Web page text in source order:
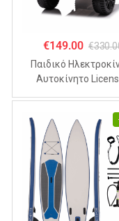
€149.00 €
Παιδικό
Αυτοκίνητο